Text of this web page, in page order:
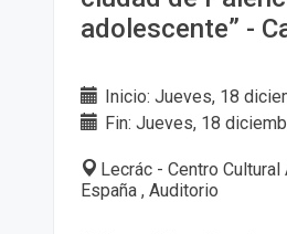
adolescente” -
Inicio: Jueves, 18
Fin: Jueves, 18
Lecrác - Centro
España , Auditorio